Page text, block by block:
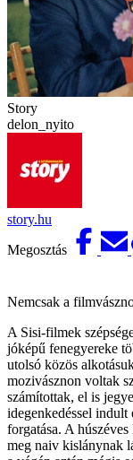
Story
delon_nyito
story.hu
Megosztás
Nemcsak a
A Sisi-filmek
jóképű fenegyereke
utolsó közös
mozivásznon voltak
számítottak, el is
idegenkedéssel
forgatása. A
meg naiv kislánynak